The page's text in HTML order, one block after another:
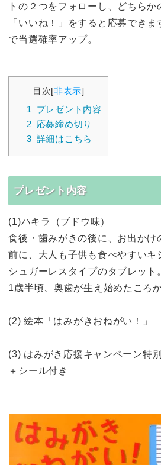
トの２つをフォローし、どちらか
「いいね！」をすると応募でき
で当選確率アップ。
目次[非表示]
1
プレゼント内容
2 応募締め切り
3 詳細はこちら
プレゼント内容
(1)ハキラ（ブドウ味）
食後・歯みがきの後に、お出かけ
前に、大人も子供も食べやすいキ
シュガーレスタイプのタブレット
1歳半頃、奥歯が生え始めたころ
(2) 絵本「はみがきおねがい！」
(3) はみがき応援キャンペーン特
＋シール付き